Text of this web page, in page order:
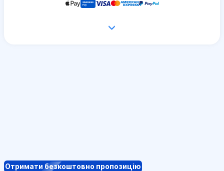
Отримати безкоштовно пропозицію